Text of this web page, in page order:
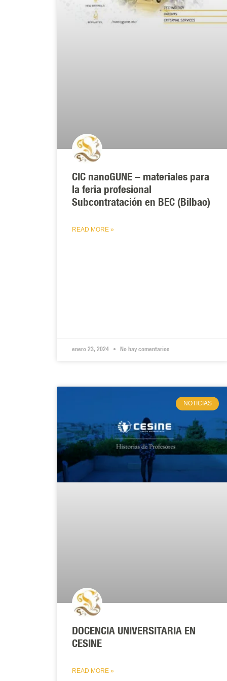
CIC nanoGUNE – materiales para
la feria profesional
Subcontratación en BEC (Bilbao)
READ MORE »
enero 23, 2024 No hay comentarios
NOTICIAS
DOCENCIA UNIVERSITARIA EN
CESINE
READ MORE »